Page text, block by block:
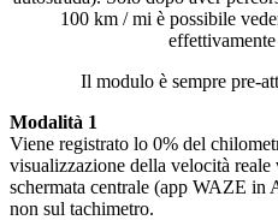
100 km / mi è possibile
Il modulo è sempre pre-
Modalità 1
Viene registrato lo 0% del
visualizzazione della velocità reale
schermata centrale (app WAZE
non sul tachimetro.